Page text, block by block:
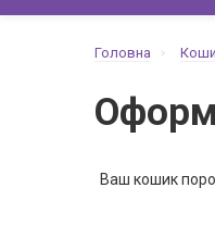
Головна
Ваш кошик